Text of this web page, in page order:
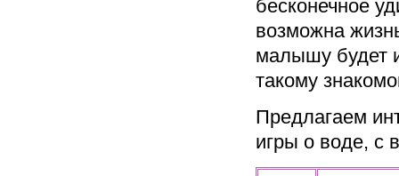
бесконечное
возможна
малышу будет
такому
Предлагаем
игры о воде, с